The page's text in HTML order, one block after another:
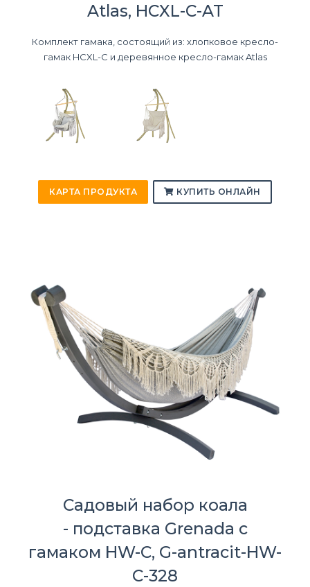
Atlas, HCXL-C-AT
Комплект гамака, состоящий из: хлопковое кресло-
гамак HCXL-C и деревянное кресло-гамак Atlas
КАРТА ПРОДУКТА КУПИТЬ ОНЛАЙН
Садовый набор коала
- подставка Grenada с
гамаком HW-C, G-antracit-HW-
C-328